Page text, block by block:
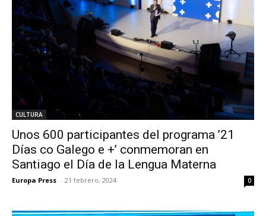
CULTURA
Unos 600 participantes del programa ’21
Días co Galego e +’ conmemoran en
Santiago el Día de la Lengua Materna
Europa Press - 21 febrero, 2024 0